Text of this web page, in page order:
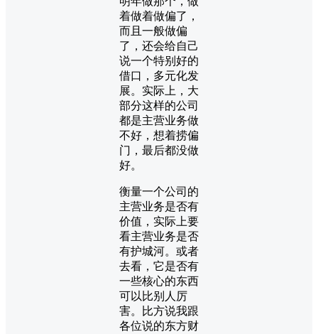
着做着做偏了，
而且一般做偏
了，还会给自己
说一个特别好的
借口，多元化发
展。实际上，大
部分这样的公司
都是主营业务做
不好，想着捞偏
门，最后都没做
好。
衡量一个公司的
主营业务是否有
价值，实际上要
看主营业务是否
有护城河。或者
去看，它是否有
一些核心的东西
可以比别人厉
害。比方说我跟
各位说的东方财